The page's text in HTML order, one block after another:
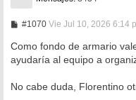
#1070M
n
a
e
Vie Jul 10, 2026 6:14
Como fondo de armario
ayudaría al equipo a
No cabe duda, Florentino